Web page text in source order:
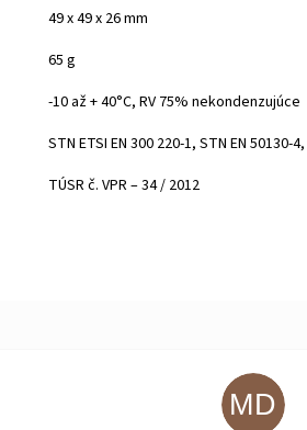
49 x 49 x 26 mm
65 g
-10 až + 40°C, RV 75% nekondenzujúce
STN ETSI EN 300 220-1, STN EN 50130-
TÚSR č. VPR – 34 / 2012
MD